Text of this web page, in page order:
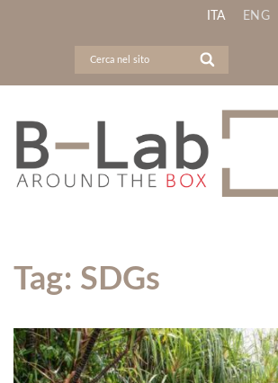
ITA ENG
Tag: SDGs